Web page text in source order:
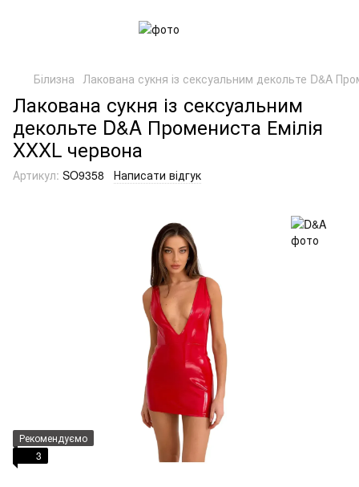
Білизна Лакована сукня із сексуальним декольте D&A
Лакована сукня із сексуальним
декольте D&A Промениста Емілія
XXXL червона
Артикул: SO9358 Написати відгук
Рекомендуємо
3